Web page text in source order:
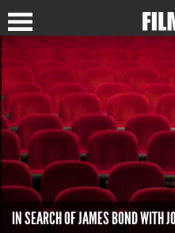
IN SEARCH OF JAMES BOND WITH